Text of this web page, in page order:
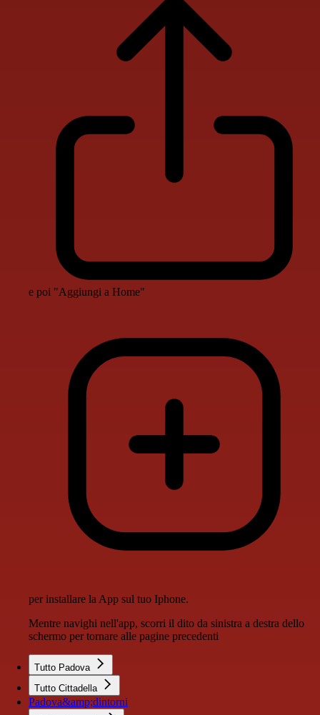
e poi "Aggiungi a Home"
per installare la App sul tuo Iphone.
Mentre navighi nell'app, scorri il dito da sinistra a destra dello
schermo per tornare alle pagine precedenti
Tutto Padova
Tutto Cittadella
Padova&amp;dintorni